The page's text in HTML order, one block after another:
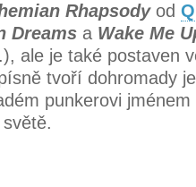
Rhapsodyod
Dreams a Wake Me
ale je také postaven
tvoří dohromady
punkerovi